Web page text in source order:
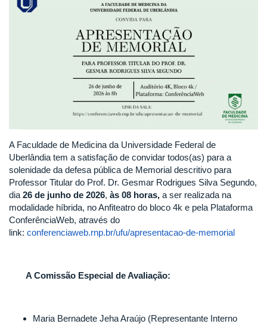
A Faculdade de Medicina da Universidade Federal de
Uberlândia tem a satisfação de convidar todos(as) para a
solenidade da defesa pública de Memorial descritivo para
Professor Titular do Prof. Dr. Gesmar Rodrigues Silva Segundo,
dia 26 de junho de 2026, às 08 horas, a ser realizada na
modalidade híbrida, no Anfiteatro do bloco 4k e pela Plataforma
ConferênciaWeb, através do
link: conferenciaweb.rnp.br/ufu/apresentacao-de-memorial
A Comissão Especial de Avaliação:
Maria Bernadete Jeha Araújo (Representante Interno